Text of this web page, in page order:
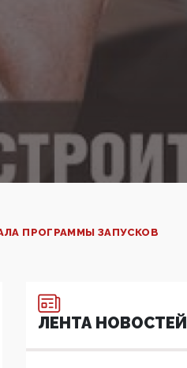
ПРОГРАММЫ ЗАПУСКОВ
ЛЕНТА НОВОСТЕЙ